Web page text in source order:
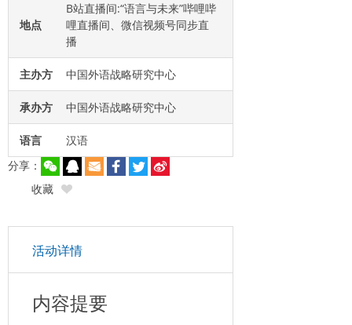
地点
B站直播间:“语言与未来”哔哩哔
哩直播间、微信视频号同步直
播
主办方 中国外语战略研究中心
承办方 中国外语战略研究中心
语言
汉语
分享：
收藏
活动详情
内容提要